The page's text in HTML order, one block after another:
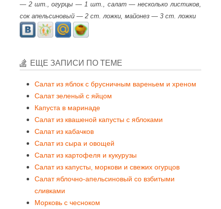
— 2 шт., огурцы — 1 шт., салат — несколько листиков,
сок апельсиновый — 2 ст. ложки, майонез — 3 ст. ложки
ЕЩЕ ЗАПИСИ ПО ТЕМЕ
Салат из яблок с брусничным вареньем и хреном
Салат зеленый с яйцом
Капуста в маринаде
Салат из квашеной капусты с яблоками
Салат из кабачков
Салат из сыра и овощей
Салат из картофеля и кукурузы
Салат из капусты, моркови и свежих огурцов
Салат яблочно-апельсиновый со взбитыми
сливками
Морковь с чесноком